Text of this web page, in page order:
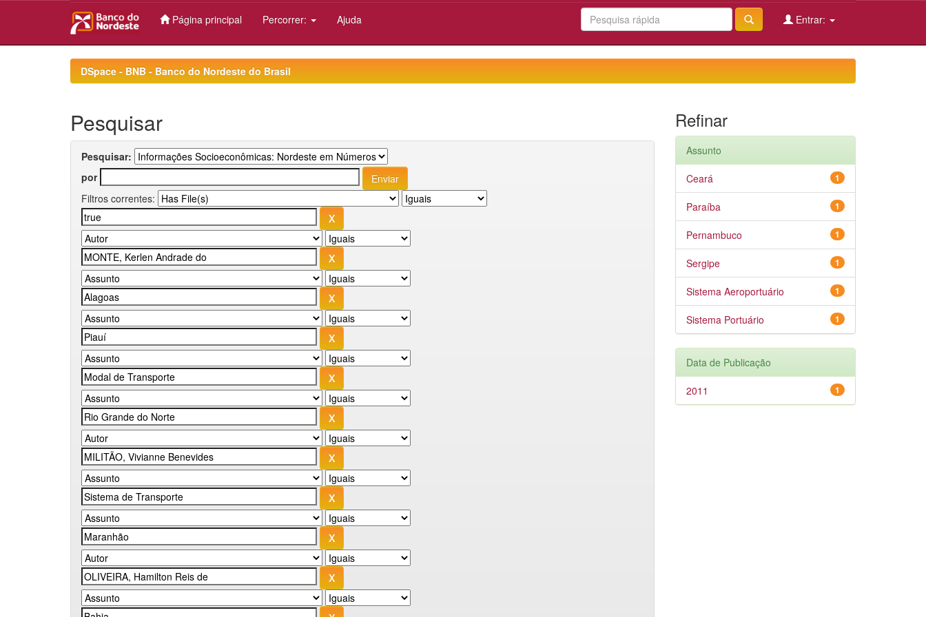
Página principal Percorrer: Ajuda Entrar:
DSpace - BNB - Banco do Nordeste do Brasil
Pesquisar
Pesquisar:
por
Filtros correntes:
Refinar
Assunto
1
Ceará
1
Paraíba
1
Pernambuco
1
Sergipe
1
Sistema Aeroportuário
1
Sistema Portuário
Data de Publicação
1
2011